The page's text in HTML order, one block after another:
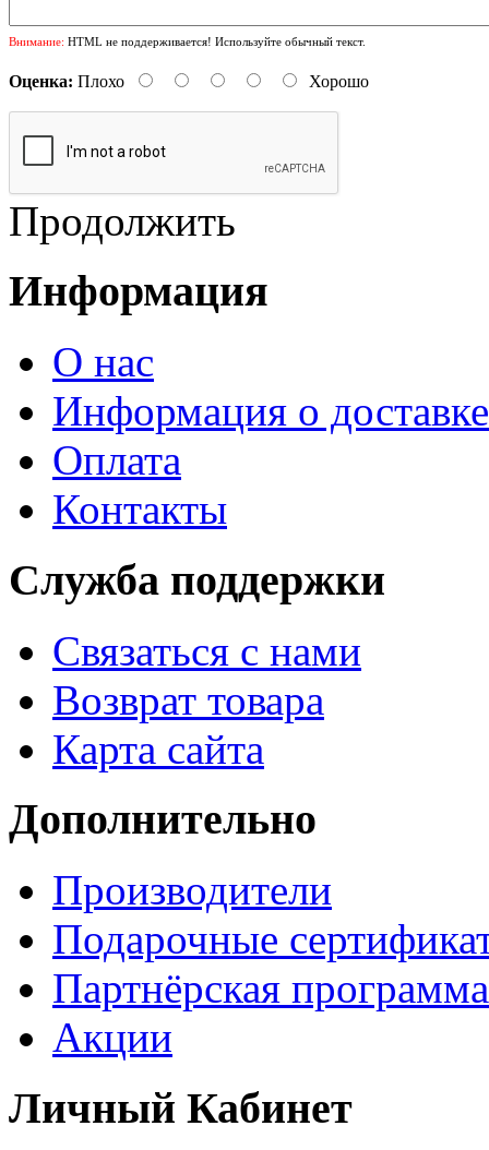
Внимание: HTML не поддерживается! Используйте обычный текст.
Оценка: Плохо Хорошо
Продолжить
Информация
О нас
Информация о доставке
Оплата
Контакты
Служба поддержки
Связаться с нами
Возврат товара
Карта сайта
Дополнительно
Производители
Подарочные
Партнёрская программа
Акции
Личный Кабинет